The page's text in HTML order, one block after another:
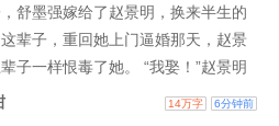
流成河。 乱世之下，人命如草芥。 当
千年战术记忆降临这片炼狱，他要做
，舒墨强嫁给了赵景明，换来半生的
辈子，重回她上门逼婚那天，赵景
子一样恨毒了她。 “我娶！”赵景明
而出。一张结婚证，将两个陌生的人
14万字 6分钟前